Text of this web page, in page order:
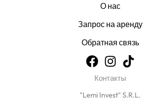
О нас
Запрос на аренду
Обратная связь
Контакты
"Lemi Invest" S.R.L.